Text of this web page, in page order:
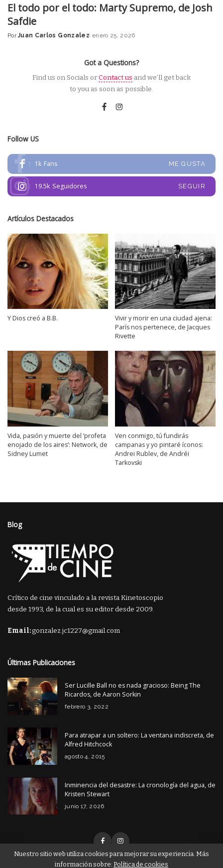
El todo por el todo: Marty Supremo, de Josh
Safdie
Posted
Por Juan Carlos Gonzalez enero 25, 2026
Got a Questions?
Find us on Socials orContact us and we’ll get back
to you as soon as possible.
Follow US
1k Fans ME GUSTA
19.5k Seguidores SEGUIR
Artículos Destacados
Y Dios creó a B.B.
Vivir y morir en una ciudad ajena:
París nos pertenece, de Jacques
Rivette
Vida, pasión y muerte del ‘profeta
enojado de los aires’: Network, de
Sidney Lumet
Ven conmigo, tú fundirás
campanas y yo pintaré íconos:
Andrei Rublev, de Andréi
Tarkovski
Blog
Crítico de cine vinculado a la revista Kinetoscopio
desde 1993, de la cual es su editor desde 2009.
Email:gonzalez.jc1227@gmail.com
Últimas Publicaciones
Ser Lucille Ball no es nada gracioso: Being The
Ricardos, de Aaron Sorkin
febrero 3, 2022
Para atrapar a un soltero: La ventana indiscreta, de
Alfred Hitchcock
agosto 4, 2015
Inminencia del desastre: La cronología del agua, de
Kristen Stewart
junio 17, 2026
Nuestro sitio web utiliza cookies para mejorar su experiencia. Más
información sobre: Política de cookies